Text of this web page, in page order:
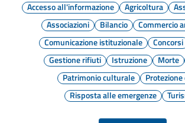
Accesso all'informazione
Agricoltura
Associazioni
Bilancio
Commercio
Comunicazione istituzionale
Concorsi
Gestione rifiuti
Istruzione Morte
Patrimonio culturale
Risposta alle emergenze